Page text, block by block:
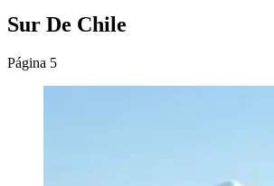
Sur De Chile
Página 5